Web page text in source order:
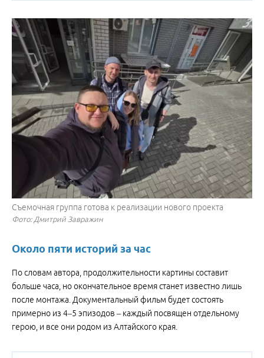
Съемочная группа готова к реализации нового проекта
Фото: Дмитрий Завражин
Около пяти историй за час
По словам автора, продолжительности картины составит
больше часа, но окончательное время станет известно лишь
после монтажа. Документальный фильм будет состоять
примерно из 4–5 эпизодов – каждый посвящен отдельному
герою, и все они родом из Алтайского края.